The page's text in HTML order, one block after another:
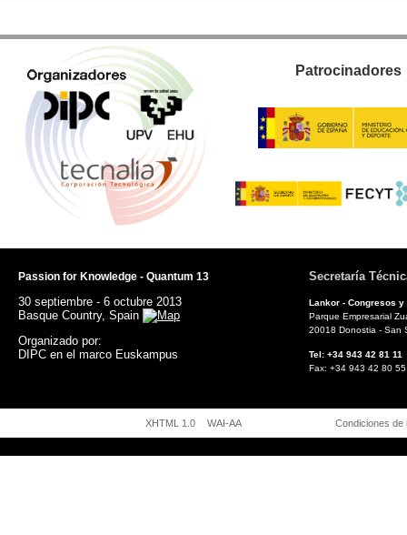
Patrocinadores
Passion for Knowledge - Quantum 13
30 septiembre - 6 octubre 2013
Basque Country, Spain
Organizado por:
DIPC en el marco Euskampus
Secretaría
Lankor - Congresos y
Parque Empresarial
20018 Donostia - San
Tel: +34 943 42
Fax: +34 943 42
XHTML 1.0 WAI-AA Condiciones de